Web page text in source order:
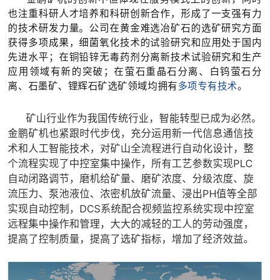
也注重科研人才培养和科研创新合作，形成了一支强有力
的技术研发力量。公司在黄金难选冶矿石的选矿研究方面
获得多项成果，细菌氧化技术的试验研究和应用处于国内
先进水平；在铜铅锌无毒药剂分离新技术试验研究和生产
应用领域有新的突破；在萤石重晶石分离、白钨萤石分
离、石墨矿、锂辉石矿选矿领域均拥有多项专有技术。
矿山行业作为我国传统行业，智能转型已成为必然。
金鹏矿机也紧跟时代步伐，充分运用新一代信息通信技
术和人工智能技术，对矿山全流程进行自动化设计，整
个流程实现了中控室集中操作，所有工艺参数实现PLC
自动闭路调节，磨机给矿量、磨矿浓度、分级浓度、旋
流压力、泵池液位、浓密机放矿流量、浸出PH值等全部
实现自动控制，DCS系统配合视频监控系统实现中控室
远程集中操作和管理，大大的减轻的工人的劳动强度，
提高了控制质量，提高了选矿指标，增加了经济效益。